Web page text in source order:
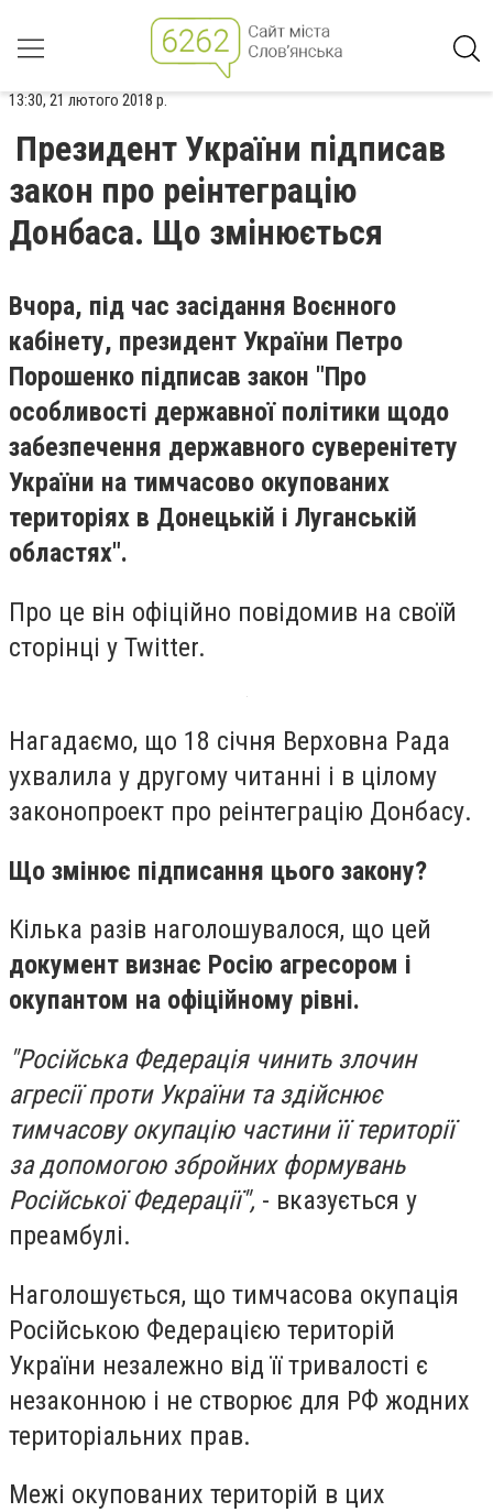
13:30, 21 лютого 2018 р.
Президент України підписав
закон про реінтеграцію
Донбаса. Що змінюється
Вчора, під час засідання Воєнного
кабінету, президент України Петро
Порошенко підписав закон "Про
особливості державної політики щодо
забезпечення державного суверенітету
України на тимчасово окупованих
територіях в Донецькій і Луганській
областях".
Про це він офіційно повідомив на своїй
сторінці у Twitter.
Нагадаємо, що 18 січня Верховна Рада
ухвалила у другому читанні і в цілому
законопроект про реінтеграцію Донбасу.
Що змінює підписання цього закону?
Кілька разів наголошувалося, що цей
документ визнає Росію агресором і
окупантом на офіційному рівні.
"Російська Федерація чинить злочин
агресії проти України та здійснює
тимчасову окупацію частини її території
за допомогою збройних формувань
Російської Федерації", - вказується у
преамбулі.
Наголошується, що тимчасова окупація
Російською Федерацією територій
України незалежно від її тривалості є
незаконною і не створює для РФ жодних
територіальних прав.
Межі окупованих територій в цих